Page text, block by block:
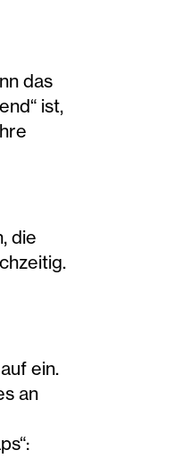
das
ist,
die
ein.
an